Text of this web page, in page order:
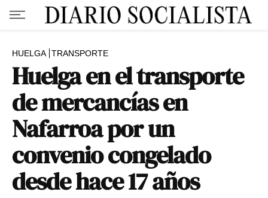
HUELGA TRANSPORTE
Huelga en el transporte
de mercancías en
Nafarroa por un
convenio congelado
desde hace 17 años